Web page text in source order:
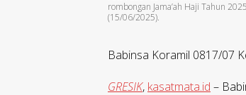
rombongan Jama’ah Haji Tahun
(15/06/2025).
Babinsa Koramil 0817/07
GRESIK, kasatmata.id –